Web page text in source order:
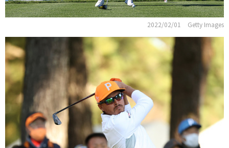
2022/02/01 Getty Images